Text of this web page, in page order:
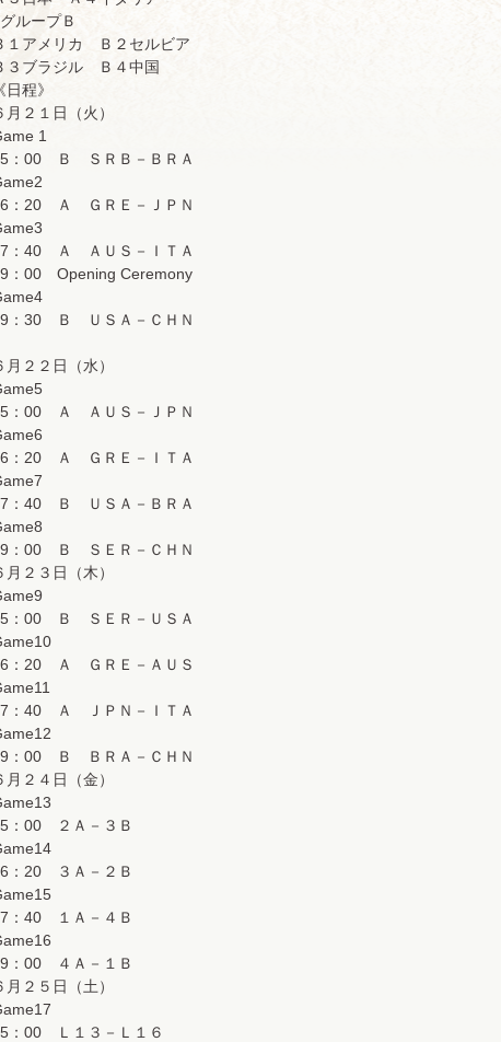
ループＢ
１アメリカ Ｂ２セルビア
３ブラジル Ｂ４中国
《日程》
月２１日（火）
1
：00 Ｂ ＳＲＢ－ＢＲＡ
：20 Ａ ＧＲＥ－ＪＰＮ
：40 Ａ ＡＵＳ－ＩＴＡ
：00 Opening Ceremony
：30 Ｂ ＵＳＡ－ＣＨＮ
月２２日（水）
：00 Ａ ＡＵＳ－ＪＰＮ
：20 Ａ ＧＲＥ－ＩＴＡ
：40 Ｂ ＵＳＡ－ＢＲＡ
：00 Ｂ ＳＥＲ－ＣＨＮ
月２３日（木）
：00 Ｂ ＳＥＲ－ＵＳＡ
：20 Ａ ＧＲＥ－ＡＵＳ
：40 Ａ ＪＰＮ－ＩＴＡ
：00 Ｂ ＢＲＡ－ＣＨＮ
月２４日（金）
：00 ２Ａ－３Ｂ
：20 ３Ａ－２Ｂ
：40 １Ａ－４Ｂ
：00 ４Ａ－１Ｂ
月２５日（土）
：00 Ｌ１３－Ｌ１６